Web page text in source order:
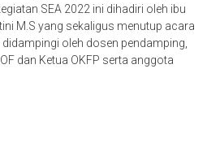
SEA 2022 ini dihadiri oleh ibu
M.S yang sekaligus menutup acara
oleh dosen pendamping,
dan Ketua OKFP serta anggota